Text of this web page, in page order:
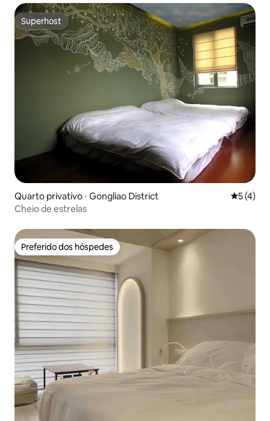
Superhost
Superhost
Quarto privativo ⋅ Gongliao District 5 de
5 (4)
Cheio de estrelas
Preferido dos hóspedes
Preferido dos hóspedes